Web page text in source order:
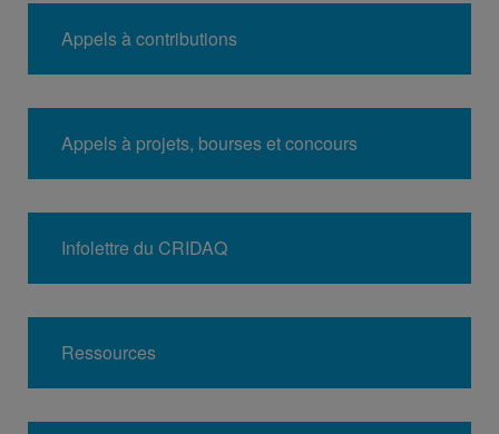
Appels à contributions
Appels à projets, bourses et concours
Infolettre du CRIDAQ
Ressources